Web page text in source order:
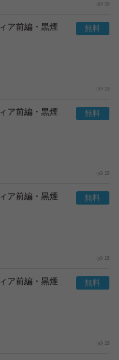
15
ア前編・黒煙
13
ア前編・黒煙
15
ア前編・黒煙
15
ア前編・黒煙
15